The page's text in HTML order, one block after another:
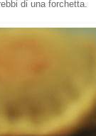
di una forchetta.